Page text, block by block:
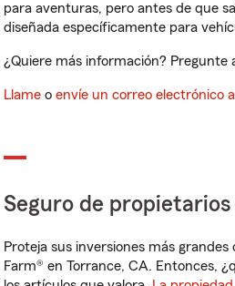
para aventuras, pero antes de que
diseñada específicamente para
¿Quiere más información? Pregunte
Llame o envíe un correo electrónico
Seguro de
Proteja sus inversiones más
Farm® en Torrance, CA. Entonces,